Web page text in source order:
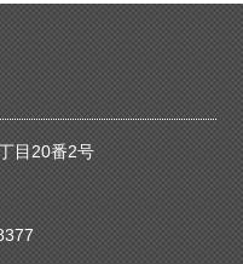
目20番2号